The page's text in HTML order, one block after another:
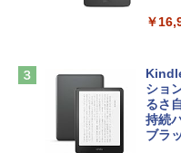
13イ
スプ
イン
ライ
￥
にも
めの
￥99
￥
ショ
るさ
持続
ブラ